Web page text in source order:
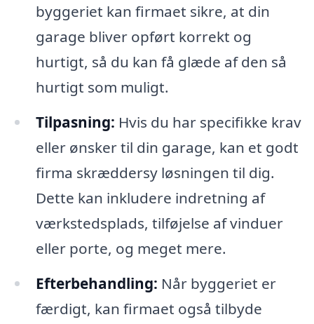
byggeriet kan firmaet sikre, at din
garage bliver opført korrekt og
hurtigt, så du kan få glæde af den så
hurtigt som muligt.
Tilpasning: Hvis du har specifikke krav
eller ønsker til din garage, kan et godt
firma skræddersy løsningen til dig.
Dette kan inkludere indretning af
værkstedsplads, tilføjelse af vinduer
eller porte, og meget mere.
Efterbehandling: Når byggeriet er
færdigt, kan firmaet også tilbyde